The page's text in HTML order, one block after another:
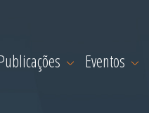
Eventos